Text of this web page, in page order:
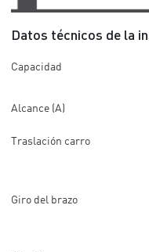
Datos técnicos de la
Capacidad
Alcance (A)
Traslación carro
Giro del brazo